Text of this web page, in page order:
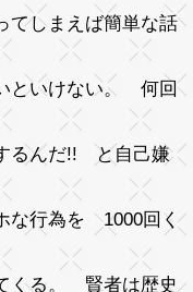
しまえば簡単な話
といけない。 何回
るんだ!! と自己嫌
な行為を 1000回く
くる。 賢者は歴史